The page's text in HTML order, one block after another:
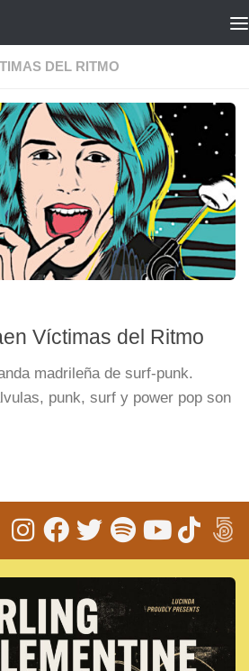
DEL RITMO
Víctimas del Ritmo
madrileña de surf-punk.
punk, surf y power pop son